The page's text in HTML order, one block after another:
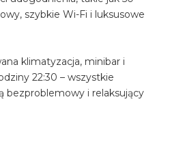
szybkie Wi-Fi i luksusowe
klimatyzacja, minibar i
22:30 – wszystkie
bezproblemowy i relaksujący